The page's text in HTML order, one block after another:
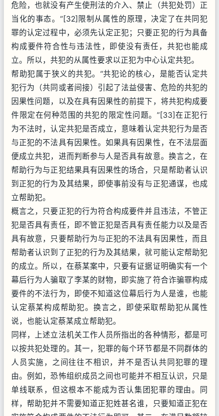
危险，也就没有产生使刑法的介入、禁止（共犯处罚）正
当化的事态。”[32]限制从属性的原理，决定了在共同犯
罪的认定过程中，必须先认定正犯；只要正犯的行为具备
构成要件符合性与违法性，即使没有责任，共犯也能成
立。所以，共犯的从属性要求以正犯为中心认定共犯。
帮助犯属于狭义的共犯。“共犯论的核心，是能否认定共
犯行为（共同或者间接）引起了法益侵害、危险的共犯的
因果性问题，以及在具有因果性的前提下，将共犯构成要
件限定在何种范围的共犯的限定性问题。”[33]在正犯行
为不法时，认定共犯是否成立，意味着认定共犯行为是否
与正犯的不法具有因果性。如果具有因果性，在不法层面
便成立共犯，进而判断参与人是否具有故意。换言之，在
帮助行为与正犯结果具有因果性的场合，只是帮助者认识
到正犯的行为及其结果，即使事前没有与正犯通谋，也成
立帮助犯。
概言之，只要正犯的行为符合构成要件并且违法，不管正
犯是否具有责任，即不管正犯是否具有责任能力以及是否
具有故意，只要帮助行为与正犯的不法具有因果性，而且
帮助者认识到了正犯的行为及其结果，就可能认定帮助犯
的成立。所以，在蔡某案中，只要有证据证明确实有一个
幕后行为人骗取了李某的财物，即实施了符合诈骗罪构成
要件的不法行为，即使不知道这位幕后行为人是谁，也能
认定蔡某构成帮助犯。换言之，即使采取帮助犯从属性
说，也能认定蔡某成立帮助犯。
同样，上述立法机关工作人员所指出的各种情形，都是可
以按共犯处理的。其一，犯罪的每个环节都是不同群体的
人员实施，之间往往不相识，并不是否认共同犯罪的理
由。例如，恐怖组织成员之间也可能并不相互认识，只是
单线联系，但这根本不能成为否认集团犯罪的理由。同
样，帮助犯并不需要知道正犯姓甚名谁，只要知道正犯在